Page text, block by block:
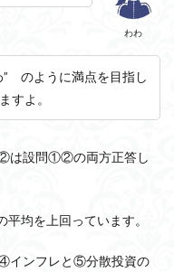
わわ
のように満点を目指し
すよ。
②は設問①②の両方正答し
均を上回っています。
インフレと⑤分散投資の